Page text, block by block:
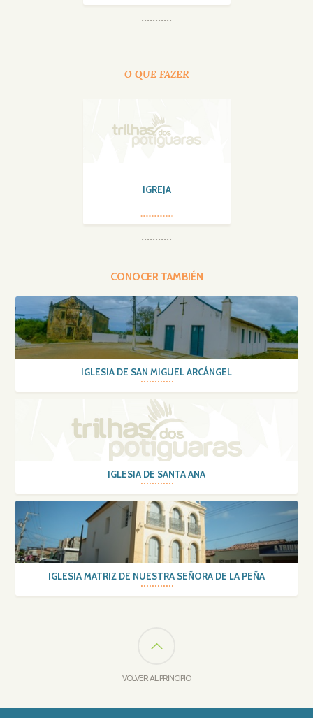
O QUE FAZER
IGREJA
CONOCER TAMBIÉN
IGLESIA DE SAN MIGUEL ARCÁNGEL
IGLESIA DE SANTA ANA
IGLESIA MATRIZ DE NUESTRA SEÑORA DE LA PEÑA
VOLVER AL PRINCIPIO